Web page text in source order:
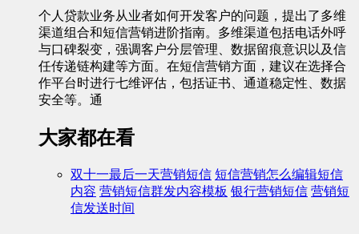
个人贷款业务从业者如何开发客户的问题，提出了多维
渠道组合和短信营销进阶指南。多维渠道包括电话外呼
与口碑裂变，强调客户分层管理、数据留痕意识以及信
任传递链构建等方面。在短信营销方面，建议在选择合
作平台时进行七维评估，包括证书、通道稳定性、数据
安全等。通
大家都在看
双十一最后一天营销短信 短信营销怎么编辑短信
内容 营销短信群发内容模板 银行营销短信 营销短
信发送时间